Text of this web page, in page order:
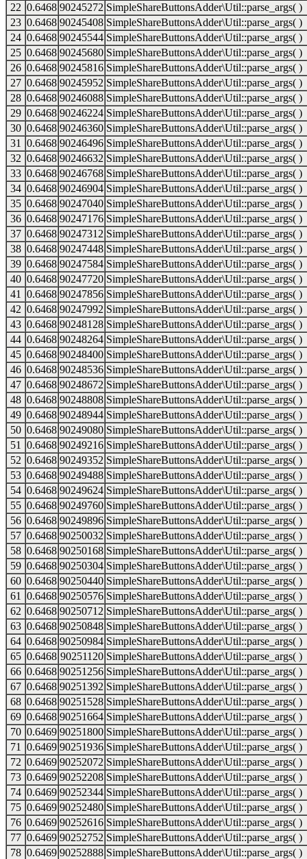
22 0.6468 90245272 SimpleShareButtonsAdder\Util::parse_args( )
23 0.6468 90245408 SimpleShareButtonsAdder\Util::parse_args( )
24 0.6468 90245544 SimpleShareButtonsAdder\Util::parse_args( )
25 0.6468 90245680 SimpleShareButtonsAdder\Util::parse_args( )
26 0.6468 90245816 SimpleShareButtonsAdder\Util::parse_args( )
27 0.6468 90245952 SimpleShareButtonsAdder\Util::parse_args( )
28 0.6468 90246088 SimpleShareButtonsAdder\Util::parse_args( )
29 0.6468 90246224 SimpleShareButtonsAdder\Util::parse_args( )
30 0.6468 90246360 SimpleShareButtonsAdder\Util::parse_args( )
31
0.6468 90246496 SimpleShareButtonsAdder\Util::parse_args( )
32 0.6468 90246632 SimpleShareButtonsAdder\Util::parse_args( )
33 0.6468 90246768 SimpleShareButtonsAdder\Util::parse_args( )
34 0.6468 90246904 SimpleShareButtonsAdder\Util::parse_args( )
35 0.6468 90247040 SimpleShareButtonsAdder\Util::parse_args( )
36 0.6468 90247176 SimpleShareButtonsAdder\Util::parse_args( )
37 0.6468 90247312 SimpleShareButtonsAdder\Util::parse_args( )
38 0.6468 90247448 SimpleShareButtonsAdder\Util::parse_args( )
39 0.6468 90247584 SimpleShareButtonsAdder\Util::parse_args( )
40 0.6468 90247720 SimpleShareButtonsAdder\Util::parse_args( )
41
0.6468 90247856 SimpleShareButtonsAdder\Util::parse_args( )
42 0.6468 90247992 SimpleShareButtonsAdder\Util::parse_args( )
43 0.6468 90248128 SimpleShareButtonsAdder\Util::parse_args( )
44 0.6468 90248264 SimpleShareButtonsAdder\Util::parse_args( )
45 0.6468 90248400 SimpleShareButtonsAdder\Util::parse_args( )
46 0.6468 90248536 SimpleShareButtonsAdder\Util::parse_args( )
47 0.6468 90248672 SimpleShareButtonsAdder\Util::parse_args( )
48 0.6468 90248808 SimpleShareButtonsAdder\Util::parse_args( )
49 0.6468 90248944 SimpleShareButtonsAdder\Util::parse_args( )
50 0.6468 90249080 SimpleShareButtonsAdder\Util::parse_args( )
51
0.6468 90249216 SimpleShareButtonsAdder\Util::parse_args( )
52 0.6468 90249352 SimpleShareButtonsAdder\Util::parse_args( )
53 0.6468 90249488 SimpleShareButtonsAdder\Util::parse_args( )
54 0.6468 90249624 SimpleShareButtonsAdder\Util::parse_args( )
55 0.6468 90249760 SimpleShareButtonsAdder\Util::parse_args( )
56 0.6468 90249896 SimpleShareButtonsAdder\Util::parse_args( )
57 0.6468 90250032 SimpleShareButtonsAdder\Util::parse_args( )
58 0.6468 90250168 SimpleShareButtonsAdder\Util::parse_args( )
59 0.6468 90250304 SimpleShareButtonsAdder\Util::parse_args( )
60 0.6468 90250440 SimpleShareButtonsAdder\Util::parse_args( )
61
0.6468 90250576 SimpleShareButtonsAdder\Util::parse_args( )
62 0.6468 90250712 SimpleShareButtonsAdder\Util::parse_args( )
63 0.6468 90250848 SimpleShareButtonsAdder\Util::parse_args( )
64 0.6468 90250984 SimpleShareButtonsAdder\Util::parse_args( )
65 0.6468 90251120 SimpleShareButtonsAdder\Util::parse_args( )
66 0.6468 90251256 SimpleShareButtonsAdder\Util::parse_args( )
67 0.6468 90251392 SimpleShareButtonsAdder\Util::parse_args( )
68 0.6468 90251528 SimpleShareButtonsAdder\Util::parse_args( )
69 0.6468 90251664 SimpleShareButtonsAdder\Util::parse_args( )
70 0.6469 90251800 SimpleShareButtonsAdder\Util::parse_args( )
71
0.6469 90251936 SimpleShareButtonsAdder\Util::parse_args( )
72 0.6469 90252072 SimpleShareButtonsAdder\Util::parse_args( )
73 0.6469 90252208 SimpleShareButtonsAdder\Util::parse_args( )
74 0.6469 90252344 SimpleShareButtonsAdder\Util::parse_args( )
75 0.6469 90252480 SimpleShareButtonsAdder\Util::parse_args( )
76 0.6469 90252616 SimpleShareButtonsAdder\Util::parse_args( )
77 0.6469 90252752 SimpleShareButtonsAdder\Util::parse_args( )
78 0.6469 90252888 SimpleShareButtonsAdder\Util::parse_args( )